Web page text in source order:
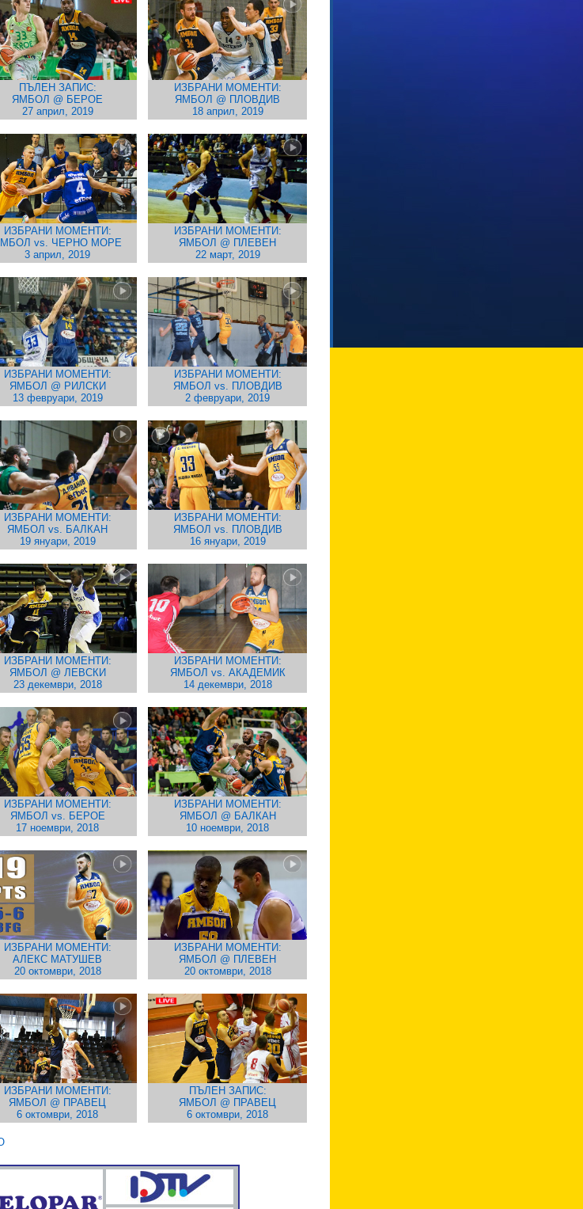
ПЪЛЕН ЗАПИС:
ЯМБОЛ @ БЕРОЕ
27 април, 2019
ИЗБРАНИ МОМЕНТИ:
ЯМБОЛ @ ПЛОВДИВ
18 април, 2019
ИЗБРАНИ МОМЕНТИ:
vs. ЧЕРНО МОРЕ
3 април, 2019
ИЗБРАНИ МОМЕНТИ:
ЯМБОЛ @ ПЛЕВЕН
22 март, 2019
ИЗБРАНИ МОМЕНТИ:
ЯМБОЛ @ РИЛСКИ
13 февруари, 2019
ИЗБРАНИ МОМЕНТИ:
ЯМБОЛ vs. ПЛОВДИВ
2 февруари, 2019
ИЗБРАНИ МОМЕНТИ:
ЯМБОЛ vs. БАЛКАН
19 януари, 2019
ИЗБРАНИ МОМЕНТИ:
ЯМБОЛ vs. ПЛОВДИВ
16 януари, 2019
ИЗБРАНИ МОМЕНТИ:
ЯМБОЛ @ ЛЕВСКИ
23 декември, 2018
ИЗБРАНИ МОМЕНТИ:
ЯМБОЛ vs. АКАДЕМИК
14 декември, 2018
ИЗБРАНИ МОМЕНТИ:
ЯМБОЛ vs. БЕРОЕ
17 ноември, 2018
ИЗБРАНИ МОМЕНТИ:
ЯМБОЛ @ БАЛКАН
10 ноември, 2018
ИЗБРАНИ МОМЕНТИ:
АЛЕКС МАТУШЕВ
20 октомври, 2018
ИЗБРАНИ МОМЕНТИ:
ЯМБОЛ @ ПЛЕВЕН
20 октомври, 2018
ИЗБРАНИ МОМЕНТИ:
ЯМБОЛ @ ПРАВЕЦ
6 октомври, 2018
ПЪЛЕН ЗАПИС:
ЯМБОЛ @ ПРАВЕЦ
6 октомври, 2018